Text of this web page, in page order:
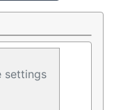
settings